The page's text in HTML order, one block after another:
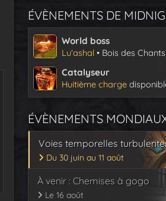
ÉVÈNEMENTS DE
World boss
Lu'ashal • Bois des
Catalyseur
Huitième charge
ÉVÈNEMENTS
Voies temporelles
Du 30 juin au 11 août
À venir : Chemises à gogo
Le 16 août